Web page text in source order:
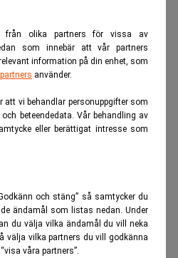
från olika partners för vissa av
som innebär att vår partners
information på din enhet, som
partners använder.
att vi behandlar personuppgifter som
beteendedata. Vår behandling av
eller berättigat intresse som
och stäng” så samtycker du
ändamål som listas nedan. Under
du välja vilka ändamål du vill neka
välja vilka partners du vill godkänna
våra partners”.
åt Skandia, lär nu
för vart och ett av
Storbritannien,
verksamheten.
kontaktas inom de närmaste
Något som dock varken
även det franska
nederländska Aegon vara
Times.